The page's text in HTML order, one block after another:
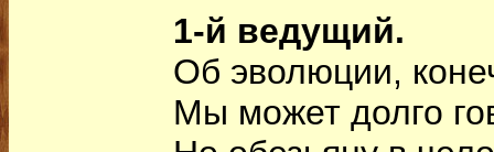
1-й ведущий.
Об эволюции,
Мы может долго